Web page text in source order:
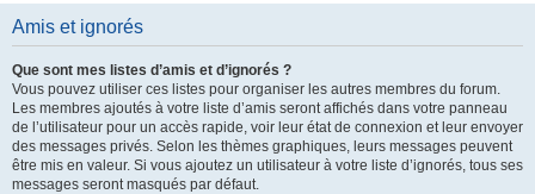
Amis et ignorés
Que sont mes listes d’amis et d’ignorés ?
Vous pouvez utiliser ces listes pour organiser les autres membres du forum.
Les membres ajoutés à votre liste d’amis seront affichés dans votre panneau
de l’utilisateur pour un accès rapide, voir leur état de connexion et leur envoyer
des messages privés. Selon les thèmes graphiques, leurs messages peuvent
être mis en valeur. Si vous ajoutez un utilisateur à votre liste d’ignorés, tous ses
messages seront masqués par défaut.